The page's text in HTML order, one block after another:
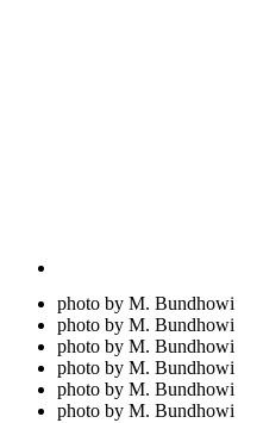
photo by M. Bundhowi
photo by M. Bundhowi
photo by M. Bundhowi
photo by M. Bundhowi
photo by M. Bundhowi
photo by M. Bundhowi